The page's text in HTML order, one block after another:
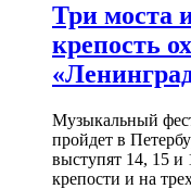
Три моста
крепость
Музыкальный
пройдет в
выступят 14, 15 и
крепости и на